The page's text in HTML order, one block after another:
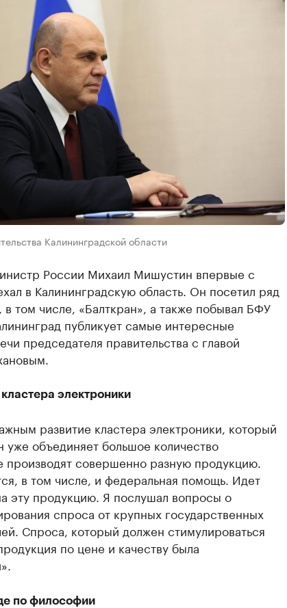
Калининградской области
России Михаил Мишустин впервые с
в Калининградскую область. Он посетил ряд
том числе, «Балткран», а также побывал БФУ
публикует самые интересные
председателя правительства с главой
электроники
развитие кластера электроники, который
уже объединяет большое количество
производят совершенно разную продукцию.
в том числе, и федеральная помощь. Идет
эту продукцию. Я послушал вопросы о
спроса от крупных государственных
Спроса, который должен стимулироваться
по цене и качеству была
по философии